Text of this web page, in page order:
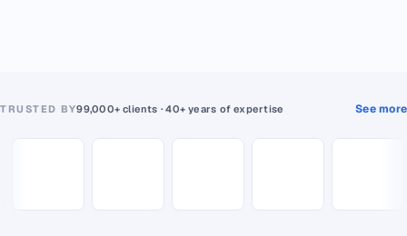
TRUSTED BY99,000+ clients · 40+ years of expertise See more